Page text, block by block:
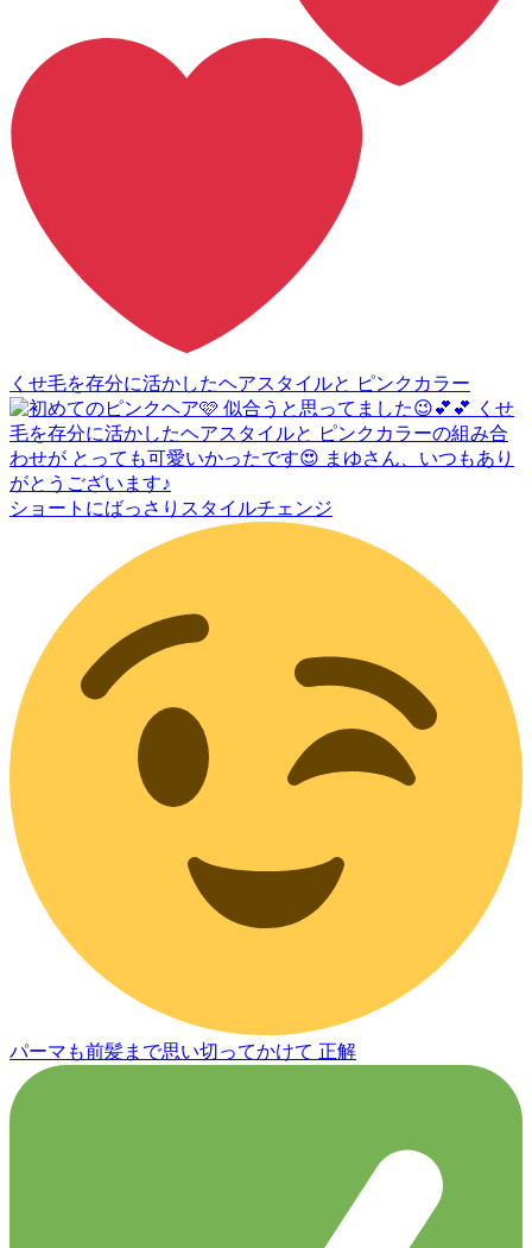
くせ毛を存分に活かしたヘアスタイルと ピンクカラー
ショートにばっさりスタイルチェンジ
パーマも前髪まで思い切ってかけて 正解